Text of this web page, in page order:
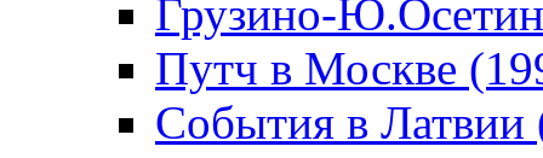
Грузино-
Путч в Москве
События в Латвии